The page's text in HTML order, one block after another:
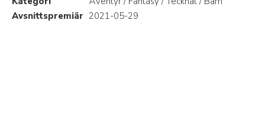
Avsnittspremiär 2021-05-29